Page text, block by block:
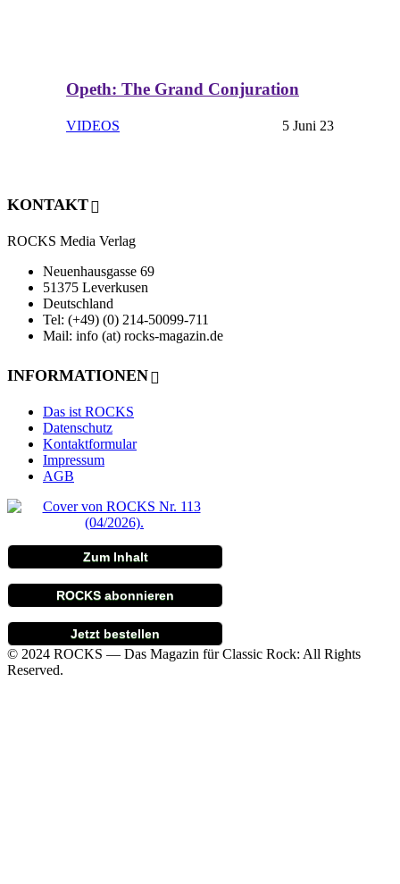
Opeth: The Grand Conjuration
VIDEOS 5 Juni 23
KONTAKT
ROCKS Media Verlag
Neuenhausgasse 69
51375 Leverkusen
Deutschland
Tel: (+49) (0) 214-50099-711
Mail: info (at) rocks-magazin.de
INFORMATIONEN
Das ist ROCKS
Datenschutz
Kontaktformular
Impressum
AGB
Zum Inhalt
ROCKS abonnieren
Jetzt bestellen
© 2024 ROCKS — Das Magazin für Classic Rock: All Rights
Reserved.